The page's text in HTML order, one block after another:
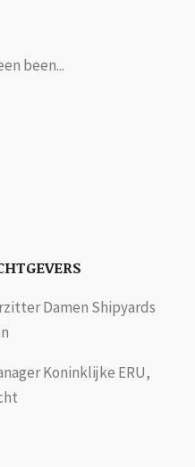
been...
Damen Shipyards
Koninklijke ERU,